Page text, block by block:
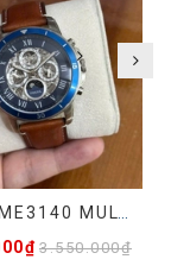
3.550.000₫